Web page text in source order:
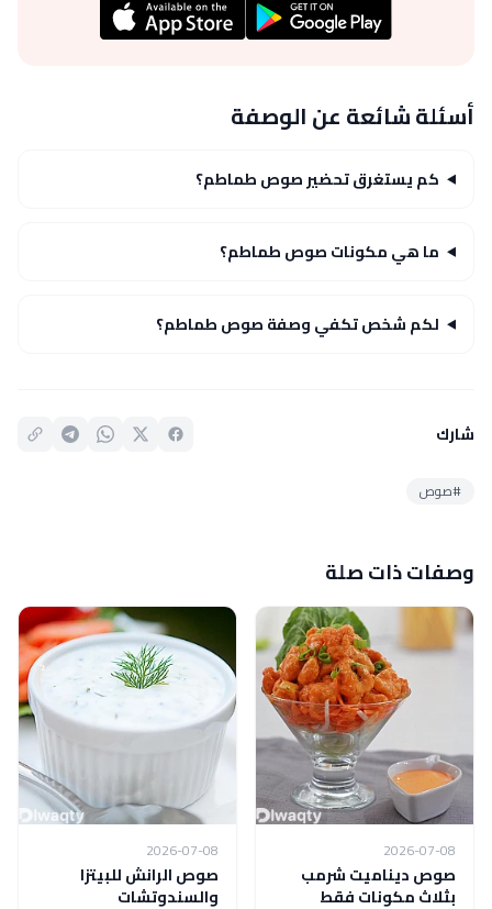
أسئلة شائعة عن الوصفة
كم يستغرق تحضير صوص طماطم؟
ما هي مكونات صوص طماطم؟
لكم شخص تكفي وصفة صوص طماطم؟
شارك
#صوص
وصفات ذات صلة
2026-07-08
صوص ديناميت شرمب
بثلاث مكونات فقط
2026-07-08
صوص الرانش للبيتزا
والسندوتشات